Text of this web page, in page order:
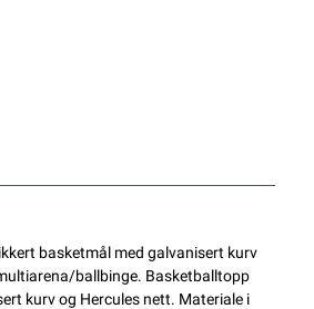
basketmål med galvanisert kurv
ballbinge. Basketballtopp
kurv og Hercules nett. Materiale i